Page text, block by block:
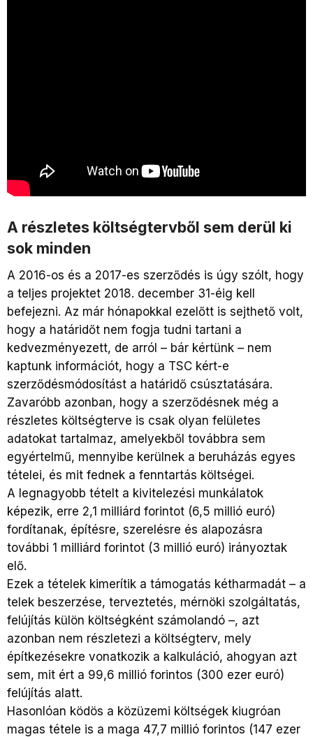
A részletes költségtervből sem derül ki
sok minden
A 2016-os és a 2017-es szerződés is úgy szólt, hogy
a teljes projektet 2018. december 31-éig kell
befejezni. Az már hónapokkal ezelőtt is sejthető volt,
hogy a határidőt nem fogja tudni tartani a
kedvezményezett, de arról – bár kértünk – nem
kaptunk információt, hogy a TSC kért-e
szerződésmódosítást a határidő csúsztatására.
Zavaróbb azonban, hogy a szerződésnek még a
részletes költségterve is csak olyan felületes
adatokat tartalmaz, amelyekből továbbra sem
egyértelmű, mennyibe kerülnek a beruházás egyes
tételei, és mit fednek a fenntartás költségei.
A legnagyobb tételt a kivitelezési munkálatok
képezik, erre 2,1 milliárd forintot (6,5 millió euró)
fordítanak, építésre, szerelésre és alapozásra
további 1 milliárd forintot (3 millió euró) irányoztak
elő.
Ezek a tételek kimerítik a támogatás kétharmadát – a
telek beszerzése, terveztetés, mérnöki szolgáltatás,
felújítás külön költségként számolandó –, azt
azonban nem részletezi a költségterv, mely
építkezésekre vonatkozik a kalkuláció, ahogyan azt
sem, mit ért a 99,6 millió forintos (300 ezer euró)
felújítás alatt.
Hasonlóan ködös a közüzemi költségek kiugróan
magas tétele is a maga 47,7 millió forintos (147 ezer